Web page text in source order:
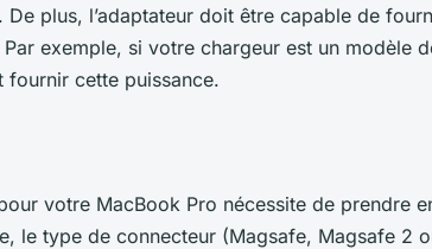
plus, l’adaptateur doit être capable de
exemple, si votre chargeur est un modèle
fournir cette puissance.
votre MacBook Pro nécessite de prendre
le type de connecteur (Magsafe, Magsafe 2